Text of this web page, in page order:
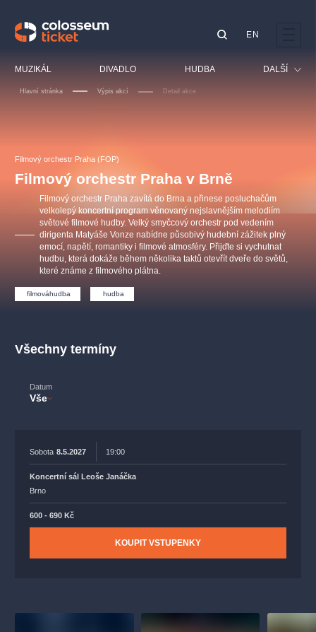
MUZIKÁL DIVADLO HUDBA DALŠÍ
Sport
Ostatní
EN
Hlavní stránka Výpis akcí Detail akce
Filmový orchestr Praha (FOP)
Filmový orchestr Praha v Brně
Filmový orchestr Praha zavítá do Brna a přinese posluchačům
velkolepý koncertní program věnovaný nejslavnějším melodiím
světové filmové hudby. Velký smyčcový orchestr pod vedením
dirigenta Matyáše Vonze nabídne působivý hudební zážitek plný
emocí, napětí, romantiky i filmové atmosféry. Přijďte si vychutnat
hudbu, která dokáže během několika taktů otevřít dveře do světů,
které známe z filmového plátna.
filmováhudba hudba
Všechny termíny
Datum
Vše
Sobota 8.5.2027 19:00
Koncertní sál Leoše Janáčka
Brno
600 - 690 Kč
KOUPIT VSTUPENKY
OBYČEJNÁ HOLKA
Agentura 44, s.r.o.
Pink Panther Agency,
s.r.o.
Ostatní hledají
muzikálypraha
Nejnavštěvovanější
filmováhudba státníopera